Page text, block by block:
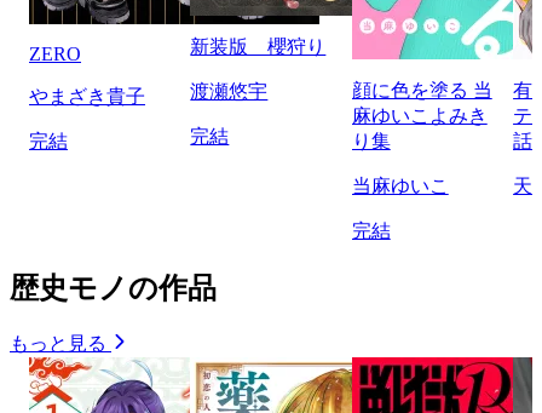
ZERO
やまざき貴子
完結
新装版 櫻狩り
渡瀬悠宇
完結
顔に色を塗る 当
麻ゆいこよみき
り集
当麻ゆいこ
完結
有
テ
話
天
歴史モノの作品
もっと見る